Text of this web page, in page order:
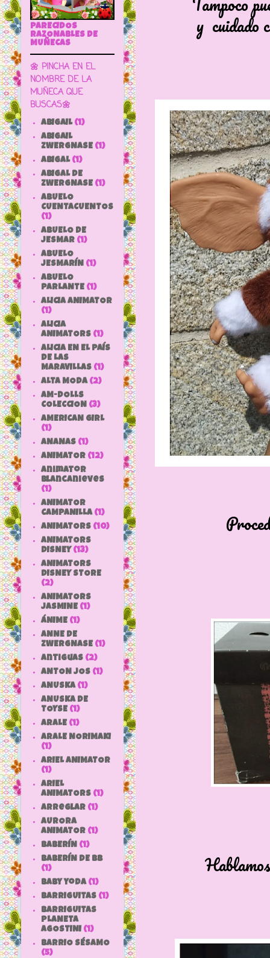
y cuidado
Procede de
Hablamos
PARECIDOS
RAZONABLES DE
MUÑECAS
🌼 PINCHA EN EL
NOMBRE DE LA
MUÑECA QUE
BUSCAS🌼
ABIGAIL (1)
ABIGAIL
ZWERGNASE (1)
ABIGAL (1)
ABIGAL DE
ZWERGNASE (1)
ABUELO
CUENTACUENTOS
(1)
ABUELO DE
JESMAR (1)
ABUELO
JESMARÍN (1)
ABUELO
PARLANTE (1)
ALICIA ANIMATOR
(1)
ALICIA
ANIMATORS (1)
ALICIA EN EL PAÍS
DE LAS
MARAVILLAS (1)
ALTA MODA (2)
AM-DOLLS
COLECCION (3)
AMERICAN GIRL
(1)
ANANAS (1)
ANIMATOR (12)
animator
blancanieves
(1)
ANIMATOR
CAMPANILLA (1)
ANIMATORS (10)
ANIMATORS
DISNEY (13)
ANIMATORS
DISNEY STORE
(2)
ANIMATORS
JASMINE (1)
ÁNIME (1)
ANNE DE
ZWERGNASE (1)
antiguas (2)
ANTON JOS (1)
ANUSKA (1)
ANUSKA DE
TOYSE (1)
ARALE (1)
ARALE NORIMAKI
(1)
ARIEL ANIMATOR
(1)
ARIEL
ANIMATORS (1)
arreglar (1)
AURORA
ANIMATOR (1)
BABERÍN (1)
BABERÍN DE BB
(1)
baby yoda (1)
BARRIGUITAS (1)
BARRIGUITAS
PLANETA
AGOSTINI (1)
BARRIO SÉSAMO
(5)